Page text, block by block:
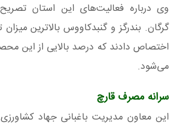
وی درباره فعالیت‌های این استان
گرگان. بندرگز و گنبدکاووس بالاترین
اختصاص دادند که درصد بالایی از این
می‌شود.
سرانه مصرف قارچ
این معاون مدیریت باغبانی جهاد